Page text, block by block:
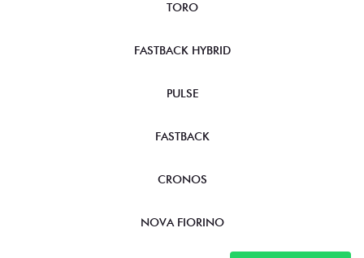
TORO
FASTBACK HYBRID
PULSE
FASTBACK
CRONOS
NOVA FIORINO